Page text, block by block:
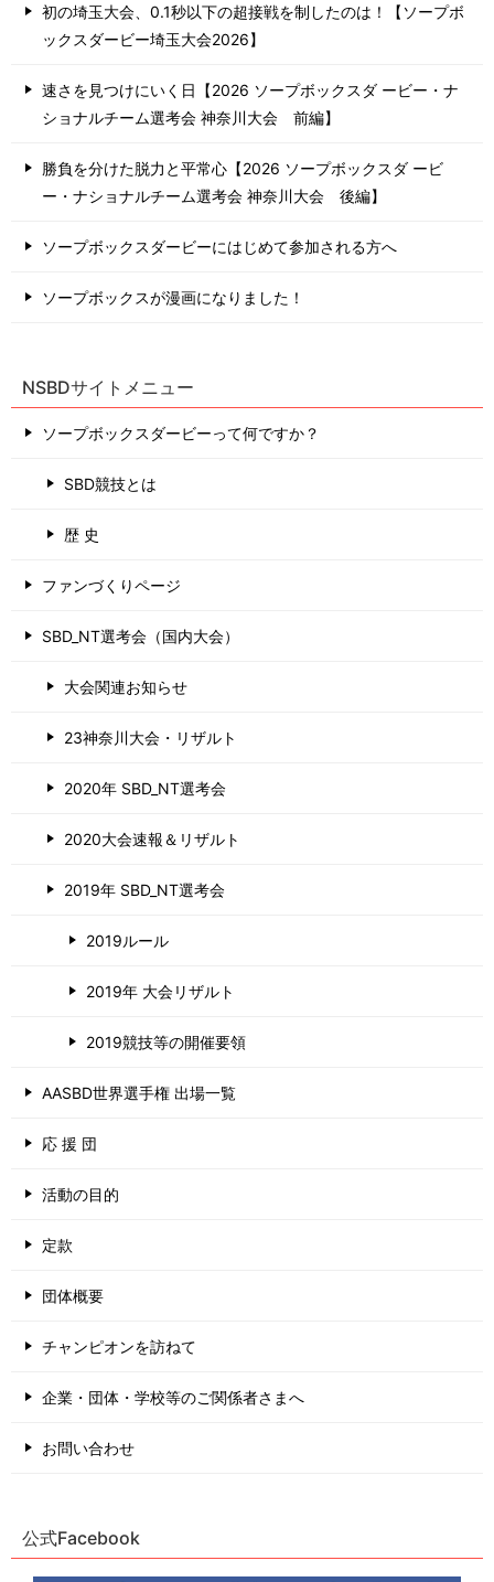
初の埼玉大会、0.1秒以下の超接戦を制したのは！【ソープボ
ックスダービー埼玉大会2026】
速さを見つけにいく日【2026 ソープボックスダ ービー・ナ
ショナルチーム選考会 神奈川⼤会 前編】
勝負を分けた脱力と平常心【2026 ソープボックスダ ービ
ー・ナショナルチーム選考会 神奈川⼤会 後編】
ソープボックスダービーにはじめて参加される方へ
ソープボックスが漫画になりました！
NSBDサイトメニュー
ソープボックスダービーって何ですか？
SBD競技とは
歴 史
ファンづくりページ
SBD_NT選考会（国内大会）
大会関連お知らせ
23神奈川大会・リザルト
2020年 SBD_NT選考会
2020大会速報＆リザルト
2019年 SBD_NT選考会
2019ルール
2019年 大会リザルト
2019競技等の開催要領
AASBD世界選手権 出場一覧
応 援 団
活動の目的
定款
団体概要
チャンピオンを訪ねて
企業・団体・学校等のご関係者さまへ
お問い合わせ
公式Facebook